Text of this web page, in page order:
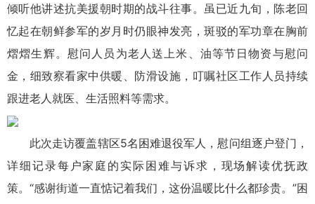
倾听他讲述抗美援朝时期的战斗往事。虽已近九旬，陈老回
忆起在朝鲜参军的岁月时仍眼神发亮，斑驳的军功章在胸前
熠熠生辉。慰问人员为老人送上米、油等节日物资与慰问
金，细致察看家中供暖、防滑设施，叮嘱社区工作人员持续
跟进老人就医、生活照料等需求。
此次走访覆盖辖区5名困难退役军人，慰问组逐户登门，
详细记录每户家庭的实际困难与诉求，现场解读优抚政
策。“感谢街道一直惦记着我们，这份温暖比什么都珍贵。”困